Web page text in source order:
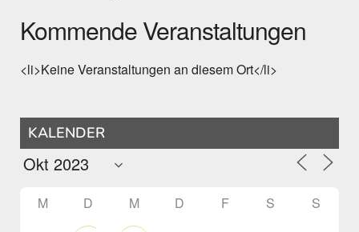
Kommende Veranstaltungen
<li>Keine Veranstaltungen an diesem Ort</li>
KALENDER
M D M D F S S